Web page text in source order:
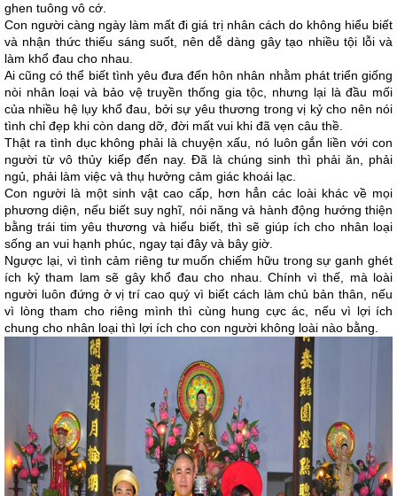
ghen tuông vô cớ.
Con người càng ngày làm mất đi giá trị nhân cách do không hiểu biết
và nhận thức thiếu sáng suốt, nên dễ dàng gây tạo nhiều tội lỗi và
làm khổ đau cho nhau.
Ai cũng có thể biết tình yêu đưa đến hôn nhân nhằm phát triển giống
nòi nhân loại và bảo vệ truyền thống gia tộc, nhưng lại là đầu mối
của nhiều hệ lụy khổ đau, bởi sự yêu thương trong vị kỷ cho nên nói
tình chỉ đẹp khi còn dang dỡ, đời mất vui khi đã vẹn câu thề.
Thật ra tình dục không phải là chuyện xấu, nó luôn gắn liền với con
người từ vô thủy kiếp đến nay. Đã là chúng sinh thì phải ăn, phải
ngủ, phải làm việc và thụ hưởng cảm giác khoái lạc.
Con người là một sinh vật cao cấp, hơn hẳn các loài khác về mọi
phương diện, nếu biết suy nghĩ, nói năng và hành động hướng thiện
bằng trái tim yêu thương và hiểu biết, thì sẽ giúp ích cho nhân loại
sống an vui hạnh phúc, ngay tại đây và bây giờ.
Ngược lại, vì tình cảm riêng tư muốn chiếm hữu trong sự ganh ghét
ích kỷ tham lam sẽ gây khổ đau cho nhau. Chính vì thế, mà loài
người luôn đứng ở vị trí cao quý vì biết cách làm chủ bản thân, nếu
vì lòng tham cho riêng mình thì cùng hung cực ác, nếu vì lợi ích
chung cho nhân loại thì lợi ích cho con người không loài nào bằng.